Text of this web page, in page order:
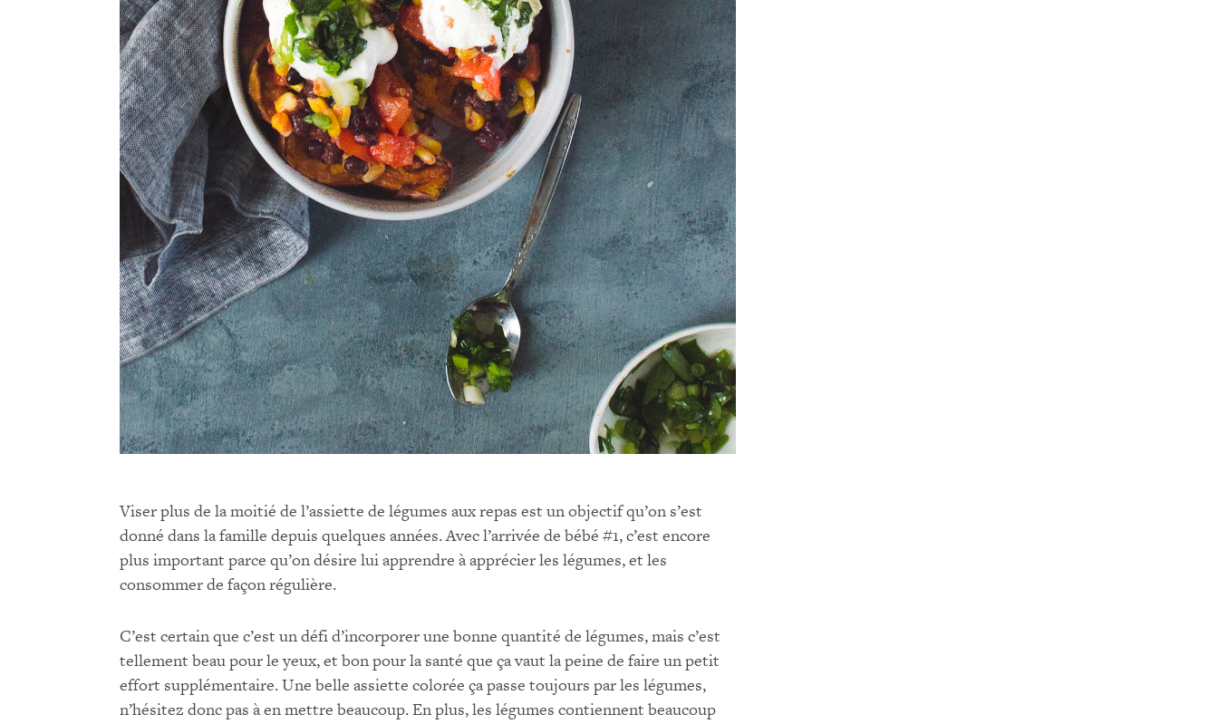
Viser plus de la moitié de l’assiette de légumes aux repas est un objectif qu’on s’est
donné dans la famille depuis quelques années. Avec l’arrivée de bébé #1, c’est encore
plus important parce qu’on désire lui apprendre à apprécier les légumes, et les
consommer de façon régulière.
C’est certain que c’est un défi d’incorporer une bonne quantité de légumes, mais c’est
tellement beau pour le yeux, et bon pour la santé que ça vaut la peine de faire un petit
effort supplémentaire. Une belle assiette colorée ça passe toujours par les légumes,
n’hésitez donc pas à en mettre beaucoup. En plus, les légumes contiennent beaucoup